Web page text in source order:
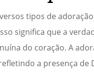
tipos de
significa que a
do coração. A
a presença de